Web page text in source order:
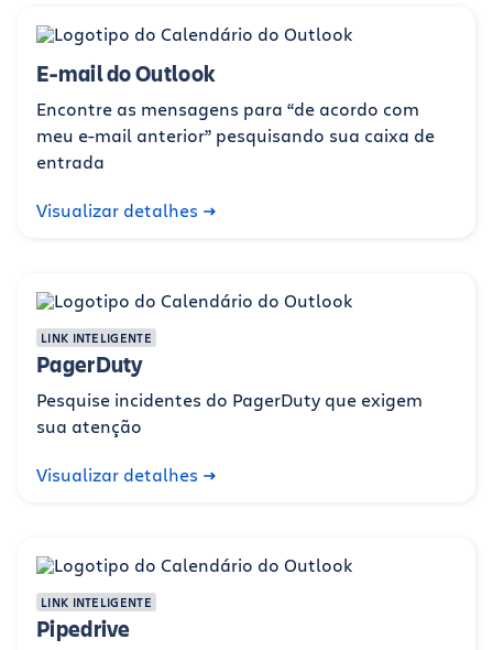
E-mail do Outlook
Encontre as mensagens para “de acordo com
meu e-mail anterior” pesquisando sua caixa de
entrada
Visualizar detalhes
LINK INTELIGENTE
PagerDuty
Pesquise incidentes do PagerDuty que exigem
sua atenção
Visualizar detalhes
LINK INTELIGENTE
Pipedrive